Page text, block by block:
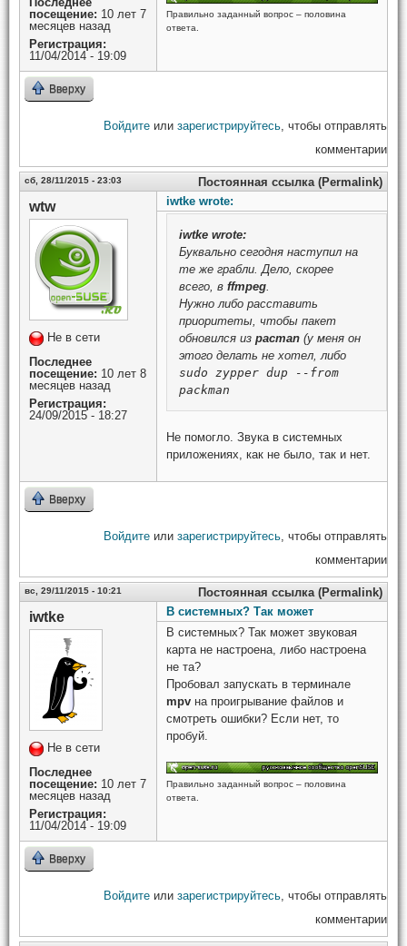
посещение: 10 лет 7
месяцев назад
Регистрация:
11/04/2014 - 19:09
Правильно заданный вопрос – половина
ответа.
Вверху
Войдите или зарегистрируйтесь , чтобы отправлять
комментарии
сб, 28/11/2015 - 23:03 Постоянная ссылка (Permalink)
wtw
Не в сети
Последнее
посещение: 10 лет 8
месяцев назад
Регистрация:
24/09/2015 - 18:27
iwtke wrote:
iwtke wrote:
Буквально сегодня наступил на
те же грабли. Дело, скорее
всего, в ffmpeg
Нужно либо расставить
приоритеты, чтобы пакет
обновился из pacman (у меня он
этого делать не хотел, либо
sudo zypper dup --from
packman
Не помогло. Звука в системных
приложениях, как не было, так и нет.
Вверху
Войдите или зарегистрируйтесь , чтобы отправлять
комментарии
вс, 29/11/2015 - 10:21 Постоянная ссылка (Permalink)
iwtke
Не в сети
Последнее
посещение: 10 лет 7
месяцев назад
Регистрация:
11/04/2014 - 19:09
В системных? Так может
В системных? Так может звуковая
карта не настроена, либо настроена
не та?
Пробовал запускать в терминале
mpv на проигрывание файлов и
смотреть ошибки? Если нет, то
пробуй.
Правильно заданный вопрос – половина
ответа.
Вверху
Войдите или зарегистрируйтесь , чтобы отправлять
комментарии